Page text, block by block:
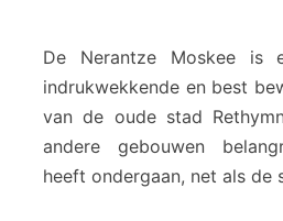
r
a
n
t
z
e
De Nerantze Moskee is
indrukwekkende en best
van de oude stad
andere gebouwen
heeft ondergaan, net als de